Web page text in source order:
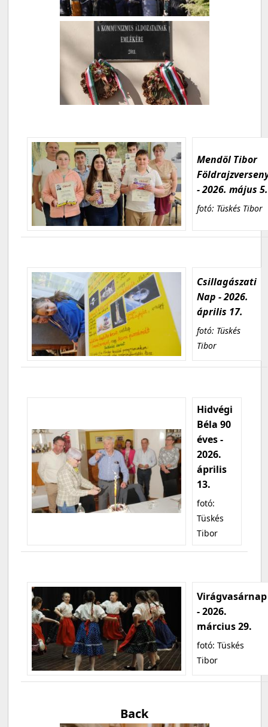
Mendöl Tibor
- 2026. május 5.
fotó: Tüskés Tibor
Csillagászati
Nap - 2026.
április 17.
fotó: Tüskés
Tibor
Hidvégi
Béla 90
éves -
2026.
április
13.
fotó:
Tüskés
Tibor
Virágvasárnap
- 2026.
március 29.
fotó: Tüskés
Tibor
Back